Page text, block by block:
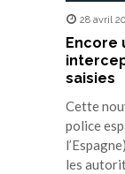
28 avril
Encore
saisies
Cette
police
les